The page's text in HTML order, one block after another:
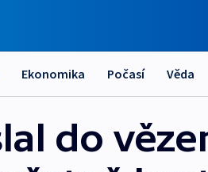
Ekonomika Počasí Věda
do